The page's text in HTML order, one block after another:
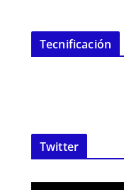
Tecnificación
Twitter